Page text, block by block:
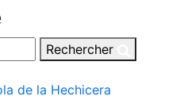
de la Hechicera
Rechercher